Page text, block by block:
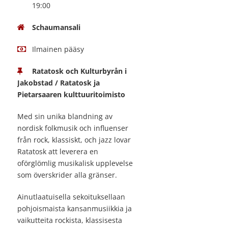
19:00
Schaumansali
Ilmainen pääsy
Ratatosk och Kulturbyrån i
Jakobstad / Ratatosk ja
Pietarsaaren kulttuuritoimisto
Med sin unika blandning av
nordisk folkmusik och influenser
från rock, klassiskt, och jazz lovar
Ratatosk att leverera en
oförglömlig musikalisk upplevelse
som överskrider alla gränser.
Ainutlaatuisella sekoituksellaan
pohjoismaista kansanmusiikkia ja
vaikutteita rockista, klassisesta